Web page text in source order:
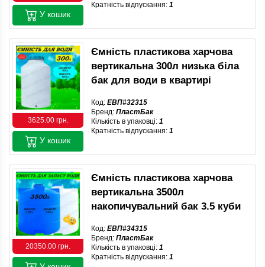
Кратність відпускання: 1
У кошик
3625.00 грн.
Ємність пластикова харчова
вертикальна 300л низька біла
бак для води в квартирі
Код: ЕВП#32315
Бренд: ПластБак
Кількість в упаковці: 1
Кратність відпускання: 1
У кошик
20350.00 грн.
Ємність пластикова харчова
вертикальна 3500л
накопичувальний бак 3.5 куби
Код: ЕВП#34315
Бренд: ПластБак
Кількість в упаковці: 1
Кратність відпускання: 1